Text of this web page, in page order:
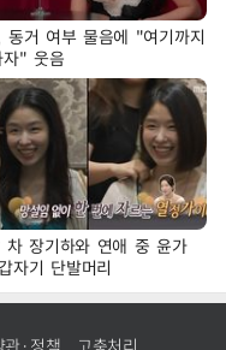
동거 여부 물음에 "여기까지
자" 웃음
차 장기하와 연애 중 윤가
자기 단발머리
관·정책 고충처리